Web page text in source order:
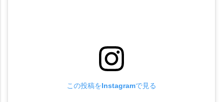
この投稿をInstagramで見る